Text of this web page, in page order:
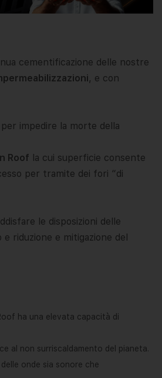
cementificazione delle nostre
, e con
impedire la morte della
Roof la cui superficie consente
per tramite dei fori “di
le disposizioni delle
riduzione e mitigazione del
ha una elevata capacità di
al non surriscaldamento del pianeta.
onde sia sonore che